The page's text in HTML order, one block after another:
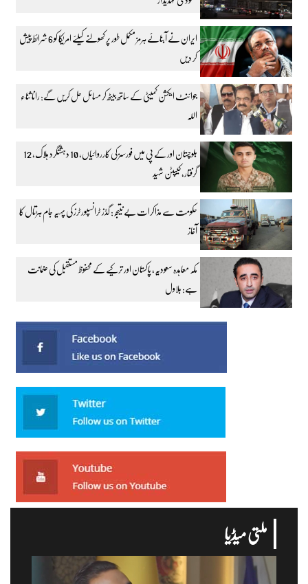
ایران نے آبنائے ہرمز مکمل طور پر کھولنے کیلئے امریکا کو 6 شرائط پیش
کر دیں
جوائنٹ ایکشن کمیٹی کے ساتھ بیٹھ کر مسائل حل کریں گے: رانا ثناء
اللہ
بلوچستان اور کے پی میں فورسز کی کارروائیاں، 10 دہشتگرد ہلاک، 12
گرفتار، کیپٹن شہید
حکومت سے مذاکرات بے نتیجہ: گڈز ٹرانسپورٹرز کی پہیہ جام ہڑتال کا
آغاز
مکہ معاہدہ سعودیہ، پاکستان اور ترکیے کے محفوظ مستقبل کی ضمانت
ہے: بلاول
ملتی میڈیا